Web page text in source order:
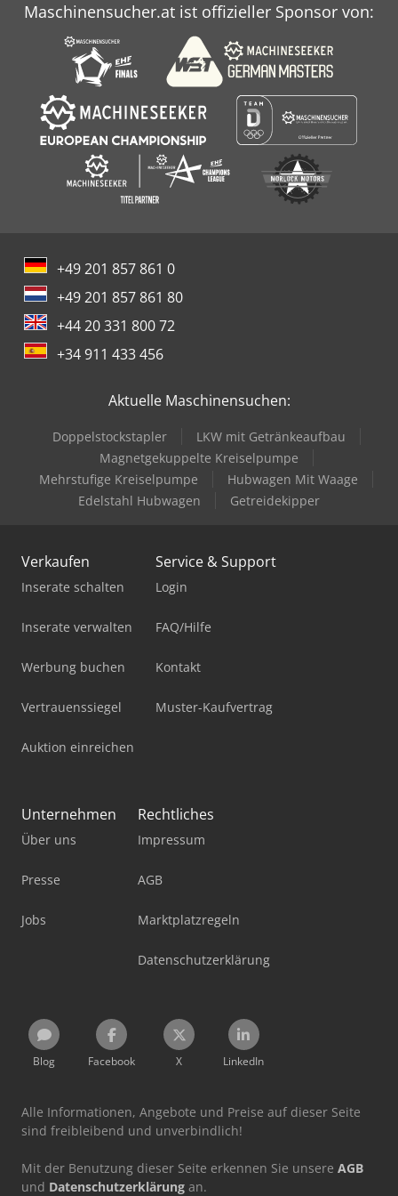
Maschinensucher.at ist offizieller Sponsor von:
+49 201 857 861 0
+49 201 857 861 80
+44 20 331 800 72
+34 911 433 456
Aktuelle Maschinensuchen:
Doppelstockstapler
LKW mit Getränkeaufbau
Magnetgekuppelte Kreiselpumpe
Mehrstufige Kreiselpumpe
Hubwagen Mit Waage
Edelstahl Hubwagen
Getreidekipper
Verkaufen
Inserate schalten
Inserate verwalten
Werbung buchen
Vertrauenssiegel
Auktion einreichen
Service & Support
Login
FAQ/Hilfe
Kontakt
Muster-Kaufvertrag
Unternehmen
Über uns
Presse
Jobs
Rechtliches
Impressum
AGB
Marktplatzregeln
Datenschutzerklärung
Blog Facebook X LinkedIn
Alle Informationen, Angebote und Preise auf dieser Seite
sind freibleibend und unverbindlich!
Mit der Benutzung dieser Seite erkennen Sie unsere AGB
und Datenschutzerklärung an.